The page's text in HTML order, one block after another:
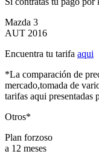
Mazda 3
AUT 2016
Encuentra tu tarifa aqui
*La comparación de
mercado,tomada de
tarifas aqui presentadas
Otros*
Plan forzoso
a 12 meses